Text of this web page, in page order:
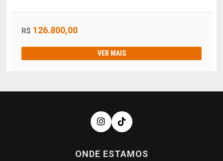
R$ 126.800,00
VER MAIS
ONDE ESTAMOS